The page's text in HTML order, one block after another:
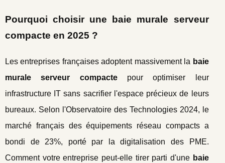
Pourquoi choisir une baie murale serveur
compacte en 2025 ?
Les entreprises françaises adoptent massivement la baie
murale serveur compactepour optimiser leur
infrastructure IT sans sacrifier l'espace précieux de leurs
bureaux. Selon l'Observatoire des Technologies 2024, le
marché français des équipements réseau compacts a
bondi de 23%, porté par la digitalisation des PME.
Comment votre entreprise peut-elle tirer parti d'une baie